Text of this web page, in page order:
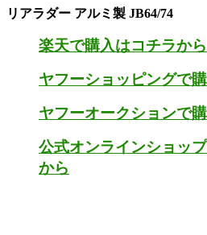
リアラダー アルミ製 JB64/74
楽天で購入はコチラから
ヤフーショッピングで
ヤフーオークションで
公式オンラインショッ
から